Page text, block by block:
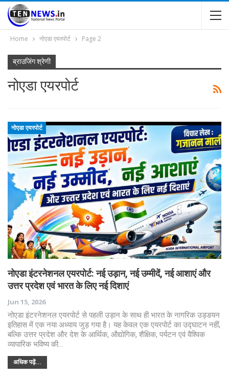
Home नोएडा एयरपोर्ट Page 2
ब्राउजिंग श्रेणी
नोएडा एयरपोर्ट
नोएडा एयरपोर्ट
नोएडा इंटरनेशनल एयरपोर्ट: नई उड़ान, नई उम्मीदें, नई आशाएं और
उत्तर प्रदेश एवं भारत के लिए नई दिशाएं
Jun 15, 2026
नोएडा इंटरनेशनल एयरपोर्ट से पहली उड़ान के साथ ही भारत के नागरिक उड्डयन
इतिहास में एक नया अध्याय जुड़ गया है। यह केवल एक एयरपोर्ट का उद्घाटन नहीं,
बल्कि उत्तर प्रदेश और देश के आर्थिक, औद्योगिक, शैक्षिक, पर्यटन एवं वैश्विक
व्यापारिक भविष्य की…
अधिक पढ़ें...